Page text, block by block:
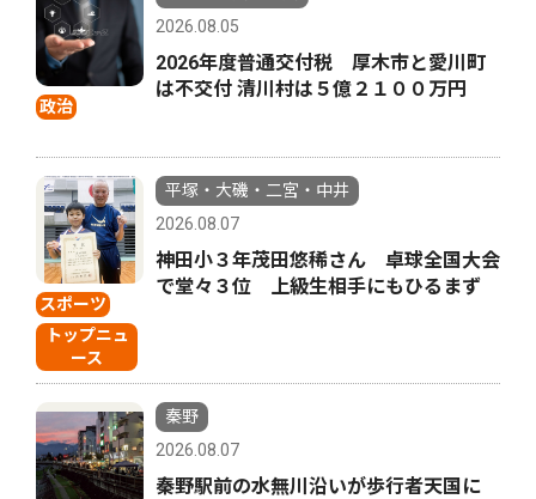
政治
2026.08.05
2026年度普通交付税 厚木市と愛川町
は不交付 清川村は５億２１００万円
スポーツ
トップニュ
ース
平塚・大磯・二宮・中井
2026.08.07
神田小３年茂田悠稀さん 卓球全国大会
で堂々３位 上級生相手にもひるまず
秦野
2026.08.07
秦野駅前の水無川沿いが歩行者天国に